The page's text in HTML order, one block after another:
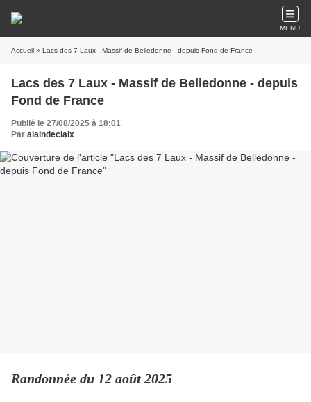
MENU
Accueil » Lacs des 7 Laux - Massif de Belledonne - depuis Fond de France
Lacs des 7 Laux - Massif de Belledonne - depuis
Fond de France
Publié le 27/08/2025 à 18:01
Par alaindeclaix
Randonnée du 12 août 2025